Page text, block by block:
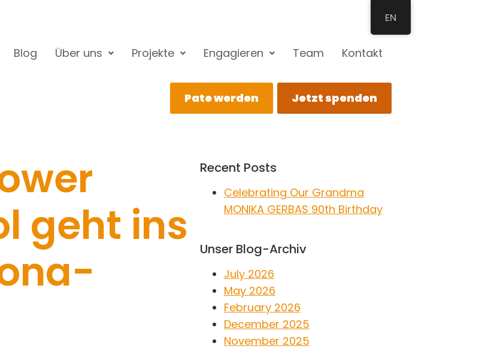
Blog Über uns Projekte Engagieren Team Kontakt
Pate werden Jetzt spenden
Recent Posts
Celebrating Our Grandma
MONIKA GERBAS 90th Birthday
Unser Blog-Archiv
July 2026
May 2026
February 2026
December 2025
November 2025
geht ins
EN